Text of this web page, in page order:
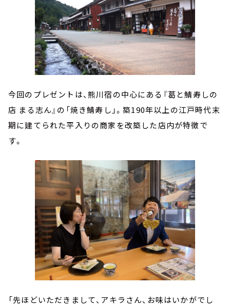
今回のプレゼントは、熊川宿の中心にある『葛と鯖寿しの
店 まる志ん』の「焼き鯖寿し」。築190年以上の江戸時代末
期に建てられた平入りの商家を改築した店内が特徴で
す。
「先ほどいただきまして、アキラさん、お味はいかがでし